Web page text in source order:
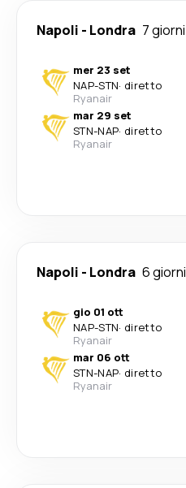
Napoli - Londra 7 giorni
mer 23 set
NAP-STN· diretto
Ryanair
mar 29 set
STN-NAP· diretto
Ryanair
Napoli - Londra 6 giorni
gio 01 ott
NAP-STN· diretto
Ryanair
mar 06 ott
STN-NAP· diretto
Ryanair